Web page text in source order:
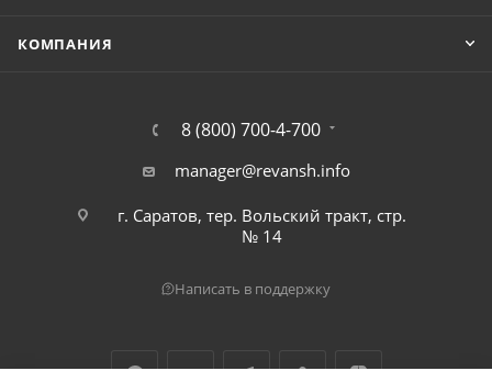
КОМПАНИЯ
8 (800) 700-4-700
manager@revansh.info
г. Саратов, тер. Вольский тракт, стр.
№ 14
Написать в поддержку